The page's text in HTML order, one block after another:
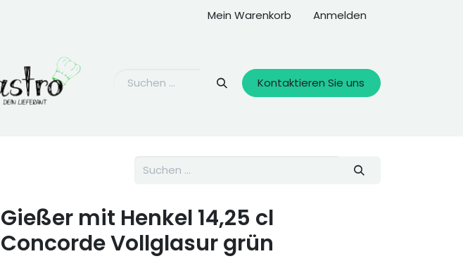
Mein Warenkorb Anmelden
Kontaktieren Sie uns
Gießer mit Henkel 14,25 cl
Concorde Vollglasur grün